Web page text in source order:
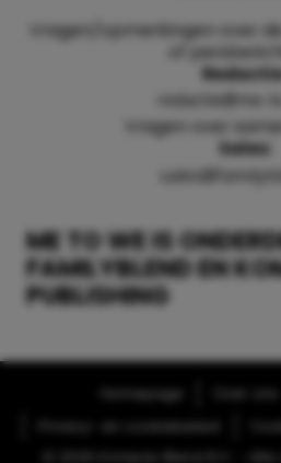
ME TO WE IS
FAMILYBLEND EN
PUBLISHING
Vragen/opmerkingen over
of
redactie@me-
Vragen over
Sales: